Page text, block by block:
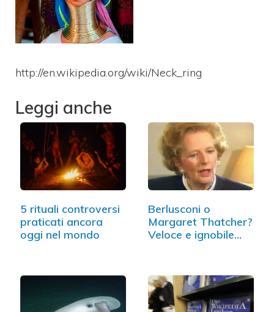
http://en.wikipedia.org/wiki/Neck_ring
Leggi anche
5 rituali controversi
praticati ancora
oggi nel mondo
Berlusconi o
Margaret Thatcher?
Veloce e ignobile